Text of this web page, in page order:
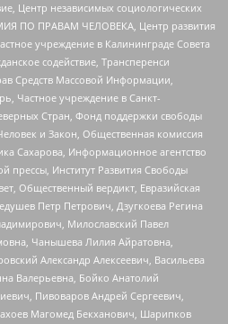
Центр независимых социологических
ПО ПРАВАМ ЧЕЛОВЕКА, Центр развития
учреждение в Калининграде Совета
содействие, Трансперенси
Средств Массовой Информации,
Частное учреждение в Санкт-
Стран, Фонд поддержки свободы
и Закон, Общественная комиссия
Сахарова, Информационное агентство
прессы, Институт Развития Свободы
Общественный вердикт, Евразийская
Петр Петрович, Дзугкоева Регина
Милославский Павел
Чанышева Лилия Айратовна,
Александр Алексеевич, Васильева
Валерьевна, Бойко Анатолий
Пивоваров Андрей Сергеевич,
Магомед Бекханович, Шарипков